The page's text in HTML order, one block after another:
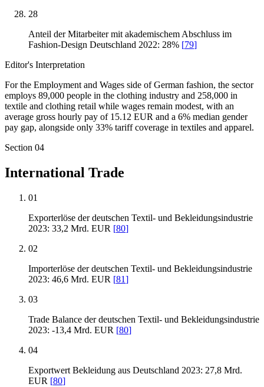
28
Anteil der Mitarbeiter mit akademischem Abschluss im
Fashion-Design Deutschland 2022: 28% [79]
Editor's Interpretation
For the Employment and Wages side of German fashion, the sector
employs 89,000 people in the clothing industry and 258,000 in
textile and clothing retail while wages remain modest, with an
average gross hourly pay of 15.12 EUR and a 6% median gender
pay gap, alongside only 33% tariff coverage in textiles and apparel.
Section 04
International Trade
01
Exporterlöse der deutschen Textil- und Bekleidungsindustrie
2023: 33,2 Mrd. EUR [80]
02
Importerlöse der deutschen Textil- und Bekleidungsindustrie
2023: 46,6 Mrd. EUR [81]
03
Trade Balance der deutschen Textil- und Bekleidungsindustrie
2023: -13,4 Mrd. EUR [80]
04
Exportwert Bekleidung aus Deutschland 2023: 27,8 Mrd.
EUR [80]